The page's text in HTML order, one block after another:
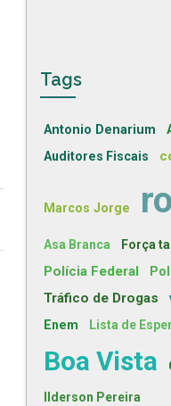
Tags
Antonio Denarium
Auditores Fiscais
Marcos Jorge
Asa Branca Força
Polícia Federal
Tráfico de Drogas
Enem
Lista de
Boa Vista
Ilderson Pereira